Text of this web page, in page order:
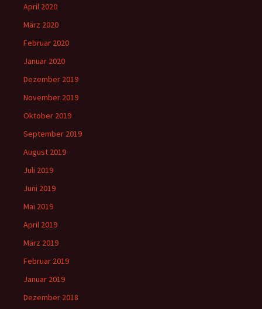
April 2020
März 2020
Februar 2020
Januar 2020
Dezember 2019
November 2019
Oktober 2019
September 2019
August 2019
Juli 2019
Juni 2019
Mai 2019
April 2019
März 2019
Februar 2019
Januar 2019
Dezember 2018